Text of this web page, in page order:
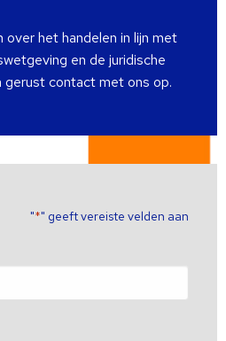
over het handelen in lijn met
en de juridische
contact met ons op.
"*" geeft vereiste velden aan